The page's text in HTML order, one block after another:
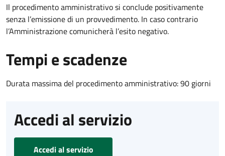
Il procedimento amministrativo si conclude positivamente
senza l’emissione di un provvedimento. In caso contrario
l’Amministrazione comunicherà l’esito negativo.
Tempi e scadenze
Durata massima del procedimento amministrativo: 90 giorni
Accedi al servizio
Accedi al servizio